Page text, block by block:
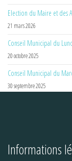
Election du Maire et des
21 mars 2026
Conseil Municipal du
20 octobre 2025
Conseil Municipal du
30 septembre 2025
Informations